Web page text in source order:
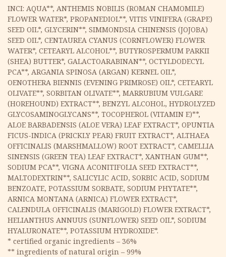
INCI: AQUA**, ANTHEMIS NOBILIS (ROMAN CHAMOMILE)
FLOWER WATER*, PROPANEDIOL**, VITIS VINIFERA (GRAPE)
SEED OIL*, GLYCERIN**, SIMMONDSIA CHINENSIS (JOJOBA)
SEED OIL*, CENTAUREA CYANUS (CORNFLOWER) FLOWER
WATER*, CETEARYL ALCOHOL**, BUTYROSPERMUM PARKII
(SHEA) BUTTER*, GALACTOARABINAN**, OCTYLDODECYL
PCA**, ARGANIA SPINOSA (ARGAN) KERNEL OIL*,
OENOTHERA BIENNIS (EVENING PRIMROSE) OIL*, CETEARYL
OLIVATE**, SORBITAN OLIVATE**, MARRUBIUM VULGARE
(HOREHOUND) EXTRACT**, BENZYL ALCOHOL, HYDROLYZED
GLYCOSAMINOGLYCANS**, TOCOPHEROL (VITAMIN E)**,
ALOE BARBADENSIS (ALOE VERA) LEAF EXTRACT*, OPUNTIA
FICUS-INDICA (PRICKLY PEAR) FRUIT EXTRACT*, ALTHAEA
OFFICINALIS (MARSHMALLOW) ROOT EXTRACT*, CAMELLIA
SINENSIS (GREEN TEA) LEAF EXTRACT*, XANTHAN GUM**,
SODIUM PCA**, VIGNA ACONITIFOLIA SEED EXTRACT**,
MALTODEXTRIN**, SALICYLIC ACID, SORBIC ACID, SODIUM
BENZOATE, POTASSIUM SORBATE, SODIUM PHYTATE**,
ARNICA MONTANA (ARNICA) FLOWER EXTRACT*,
CALENDULA OFFICINALIS (MARIGOLD) FLOWER EXTRACT*,
HELIANTHUS ANNUUS (SUNFLOWER) SEED OIL*, SODIUM
HYALURONATE**, POTASSIUM HYDROXIDE*.
* certified organic ingredients – 36%
** ingredients of natural origin – 99%